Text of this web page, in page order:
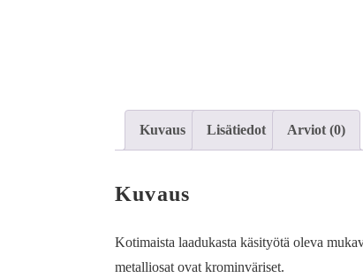
Kuvaus Lisätiedot Arviot (0)
Kuvaus
Kotimaista laadukasta käsityötä oleva
metalliosat ovat krominväriset.